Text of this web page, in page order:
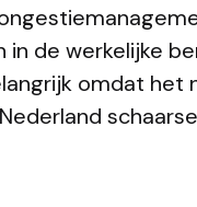
de werkelijke
omdat het